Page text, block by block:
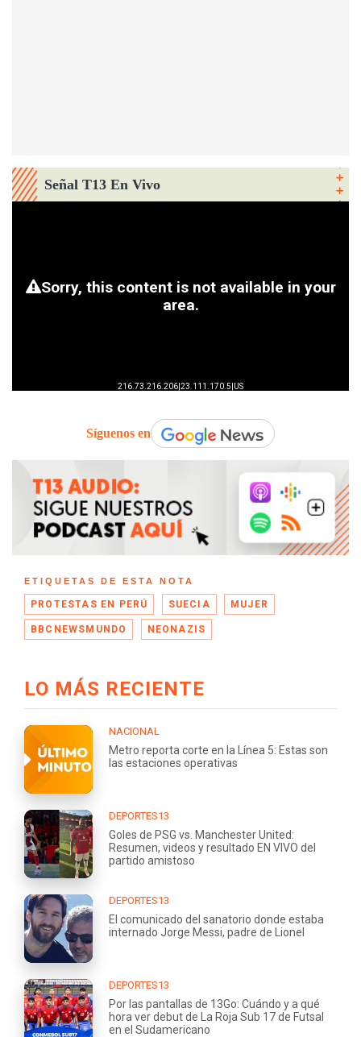
Señal T13 En Vivo
Síguenos en
ETIQUETAS DE ESTA NOTA
PROTESTAS EN PERÚ SUECIA MUJER
BBCNEWSMUNDO NEONAZIS
LO MÁS RECIENTE
NACIONAL
Metro reporta corte en la Línea 5: Estas son
las estaciones operativas
DEPORTES13
Goles de PSG vs. Manchester United:
Resumen, videos y resultado EN VIVO del
partido amistoso
DEPORTES13
El comunicado del sanatorio donde estaba
internado Jorge Messi, padre de Lionel
DEPORTES13
Por las pantallas de 13Go: Cuándo y a qué
hora ver debut de La Roja Sub 17 de Futsal
en el Sudamericano